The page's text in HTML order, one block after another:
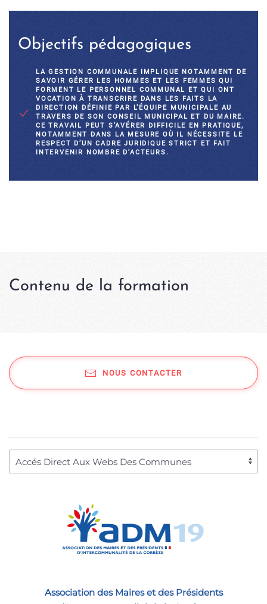
Objectifs pédagogiques
LA GESTION COMMUNALE IMPLIQUE NOTAMMENT DE
SAVOIR GÉRER LES HOMMES ET LES FEMMES QUI
FORMENT LE PERSONNEL COMMUNAL ET QUI ONT
VOCATION À TRANSCRIRE DANS LES FAITS LA
DIRECTION DÉFINIE PAR L’ÉQUIPE MUNICIPALE AU
TRAVERS DE SON CONSEIL MUNICIPAL ET DU MAIRE.
CE TRAVAIL PEUT S’AVÉRER DIFFICILE EN PRATIQUE,
NOTAMMENT DANS LA MESURE OÙ IL NÉCESSITE LE
RESPECT D’UN CADRE JURIDIQUE STRICT ET FAIT
INTERVENIR NOMBRE D’ACTEURS.
Contenu de la formation
NOUS CONTACTER
Association des Maires et des Présidents